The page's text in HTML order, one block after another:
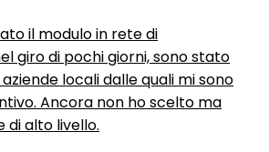
il modulo in rete di
giro di pochi giorni, sono stato
locali dalle quali mi sono
Ancora non ho scelto ma
di alto livello.